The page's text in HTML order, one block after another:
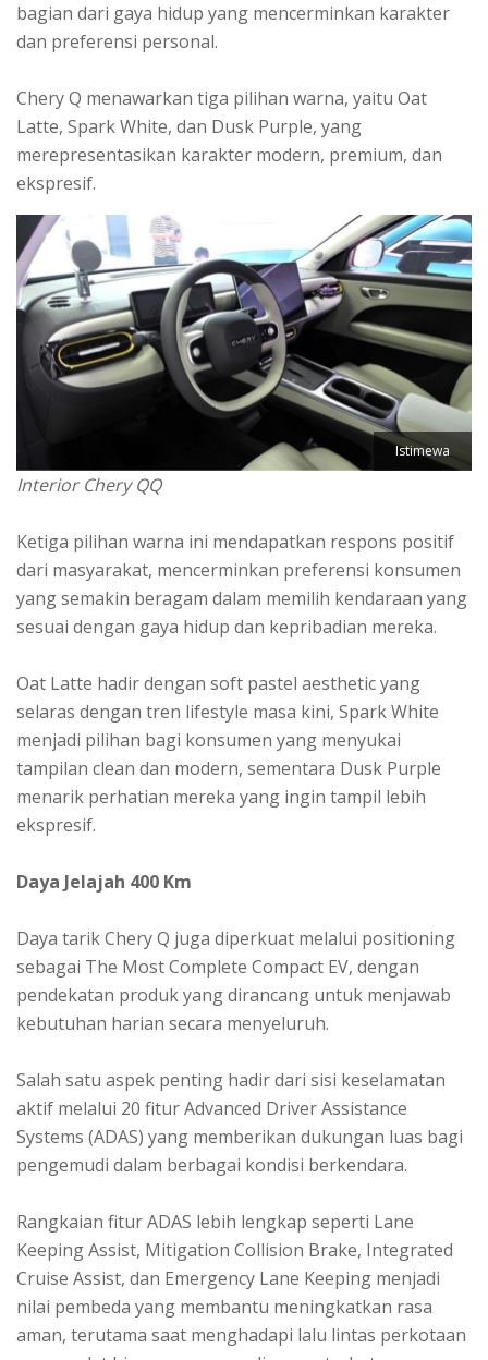
bagian dari gaya hidup yang mencerminkan karakter
dan preferensi personal.
Chery Q menawarkan tiga pilihan warna, yaitu Oat
Latte, Spark White, dan Dusk Purple, yang
merepresentasikan karakter modern, premium, dan
ekspresif.
Istimewa
Interior Chery QQ
Ketiga pilihan warna ini mendapatkan respons positif
dari masyarakat, mencerminkan preferensi konsumen
yang semakin beragam dalam memilih kendaraan yang
sesuai dengan gaya hidup dan kepribadian mereka.
Oat Latte hadir dengan soft pastel aesthetic yang
selaras dengan tren lifestyle masa kini, Spark White
menjadi pilihan bagi konsumen yang menyukai
tampilan clean dan modern, sementara Dusk Purple
menarik perhatian mereka yang ingin tampil lebih
ekspresif.
Daya Jelajah 400 Km
Daya tarik Chery Q juga diperkuat melalui positioning
sebagai The Most Complete Compact EV, dengan
pendekatan produk yang dirancang untuk menjawab
kebutuhan harian secara menyeluruh.
Salah satu aspek penting hadir dari sisi keselamatan
aktif melalui 20 fitur Advanced Driver Assistance
Systems (ADAS) yang memberikan dukungan luas bagi
pengemudi dalam berbagai kondisi berkendara.
Rangkaian fitur ADAS lebih lengkap seperti Lane
Keeping Assist, Mitigation Collision Brake, Integrated
Cruise Assist, dan Emergency Lane Keeping menjadi
nilai pembeda yang membantu meningkatkan rasa
aman, terutama saat menghadapi lalu lintas perkotaan